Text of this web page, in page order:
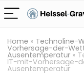
Home » Technoline-
Vorhersage-der-
Ausentemperatur »
IT-mit-Vorhersage-
Ausentemperatur